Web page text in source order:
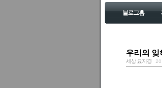
블로그홈
우리의 잊
세상 요지경